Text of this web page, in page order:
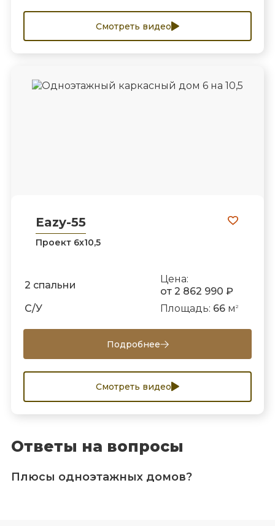
Смотреть видео
Eazy-55
Проект 6х10,5
2 спальни
Цена:
от 2 862 990 ₽
С/У
Площадь: 66м 2
Подробнее
Смотреть видео
Ответы на вопросы
Плюсы одноэтажных домов?